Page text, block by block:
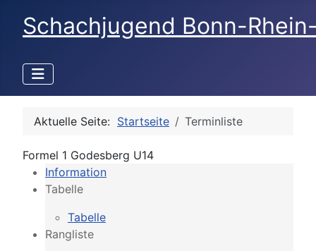
Schachjugend Bonn-
Aktuelle Seite: Startseite Terminliste
Formel 1 Godesberg U14
Information
Tabelle
Tabelle
Rangliste